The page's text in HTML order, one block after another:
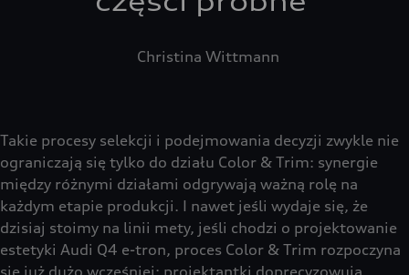
Christina Wittmann
Takie procesy selekcji i podejmowania decyzji zwykle nie
ograniczają się tylko do działu Color & Trim: synergie
między różnymi działami odgrywają ważną rolę na
każdym etapie produkcji. I nawet jeśli wydaje się, że
dzisiaj stoimy na linii mety, jeśli chodzi o projektowanie
estetyki Audi Q4 e-tron, proces Color & Trim rozpoczyna